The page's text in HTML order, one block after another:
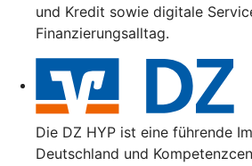
und Kredit sowie digitale
Finanzierungsalltag.
Die DZ HYP ist eine führende
Deutschland und